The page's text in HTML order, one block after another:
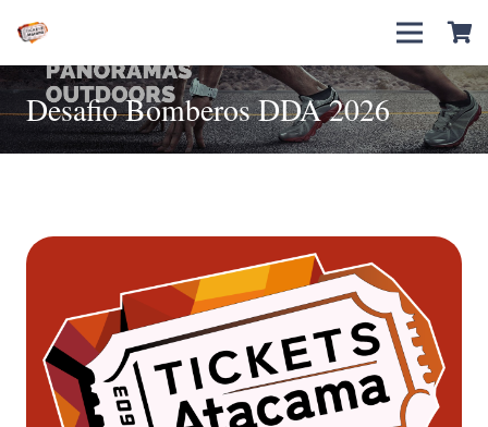
Desafio Bomberos DDA 2026